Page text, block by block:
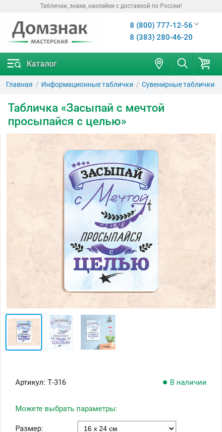
Таблички, знаки, наклейки с доставкой по России!
8 (800) 777-12-56
8 (383) 280-46-20
Каталог
Главная Информационные таблички Сувенирные таблички
Табличка «Засыпай с мечтой
просыпайся с целью»
Артикул: Т-316 В наличии
Можете выбрать параметры:
Размер: